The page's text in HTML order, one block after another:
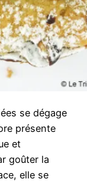
se dégage
présente
et
goûter la
elle se